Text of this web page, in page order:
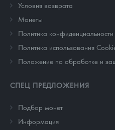
Условия возврата
Монеты
Политика конфиденциальности
Политика использования
Положение по обработке и
СПЕЦ ПРЕДЛОЖЕНИЯ
Подбор монет
Информация